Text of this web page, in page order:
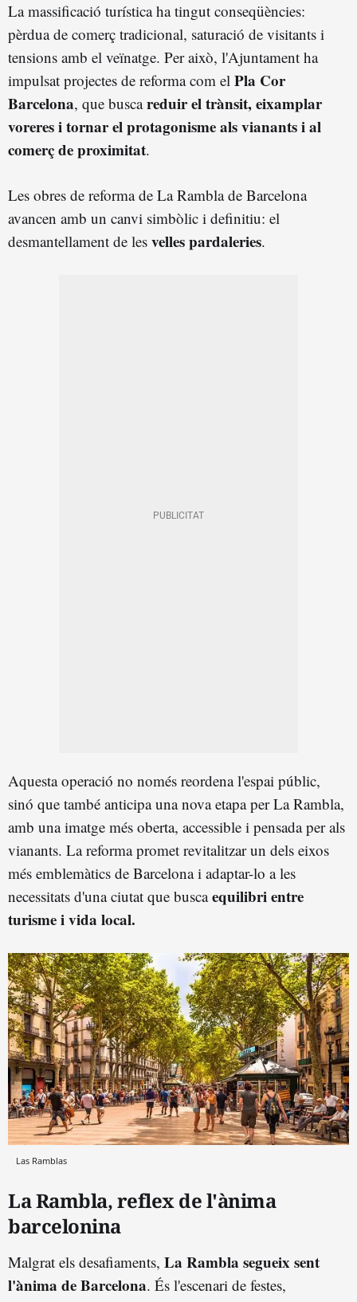
La massificació turística ha tingut conseqüències:
pèrdua de comerç tradicional, saturació de visitants i
tensions amb el veïnatge. Per això, l'Ajuntament ha
impulsat projectes de reforma com el Pla Cor
Barcelona, que buscareduir el trànsit, eixamplar
voreres i tornar el protagonisme als vianants i al
comerç de proximitat.
Les obres de reforma de La Rambla de Barcelona
avancen amb un canvi simbòlic i definitiu: el
desmantellament de les velles pardaleries.
Aquesta operació no només reordena l'espai públic,
sinó que també anticipa una nova etapa per La Rambla,
amb una imatge més oberta, accessible i pensada per als
vianants. La reforma promet revitalitzar un dels eixos
més emblemàtics de Barcelona i adaptar-lo a les
necessitats d'una ciutat que buscaequilibri entre
turisme i vida local.
Las Ramblas
La Rambla, reflex de l'ànima
barcelonina
Malgrat els desafiaments, La Rambla segueix sent
l'ànima de Barcelona. És l'escenari de festes,